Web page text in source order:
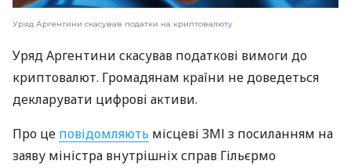
Уряд Аргентини скасував податки на криптовалюту
Уряд Аргентини скасував податкові вимоги до
криптовалют. Громадянам країни не доведеться
декларувати цифрові активи.
Про це повідомляють місцеві ЗМІ з посиланням на
заяву міністра внутрішніх справ Гільєрмо